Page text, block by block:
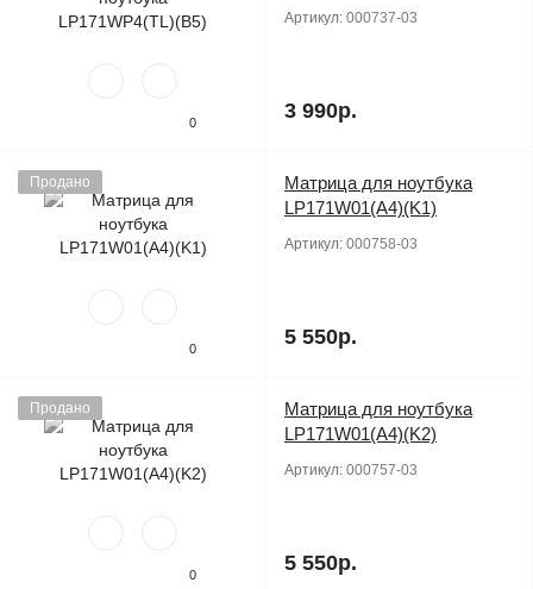
0
Артикул: 000737-03
3 990р.
Продано
0
Матрица для ноутбука
LP171W01(A4)(K1)
Артикул: 000758-03
5 550р.
Продано
0
Матрица для ноутбука
LP171W01(A4)(K2)
Артикул: 000757-03
5 550р.